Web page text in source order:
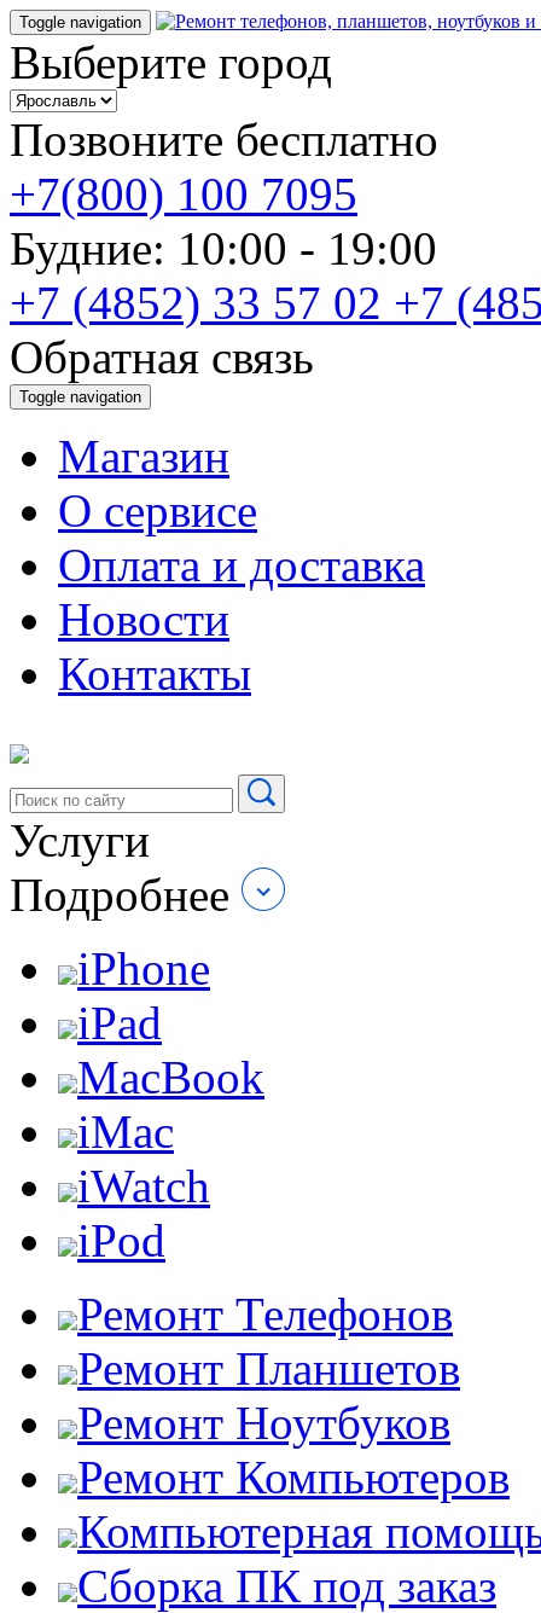
Toggle navigation
Выберите город
Позвоните бесплатно
+7(800) 100 7095
Будние: 10:00 - 19:00
+7 (4852) 33 57 02 +7
Обратная связь
Toggle navigation
Магазин
О cервисе
Оплата и доставка
Новости
Контакты
Услуги
Подробнее
iPhone
iPad
MacBook
iMac
iWatch
iPod
Ремонт Телефонов
Ремонт Планшетов
Ремонт Ноутбуков
Ремонт Компьютеров
Компьютерная
Сборка ПК под заказ